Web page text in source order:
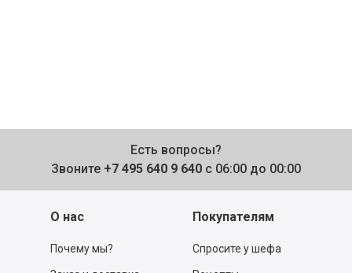
Есть вопросы?
Звоните +7 495 640 9 640 с 06:00 до 00:00
О нас
Почему мы?
Покупателям
Спросите у шефа